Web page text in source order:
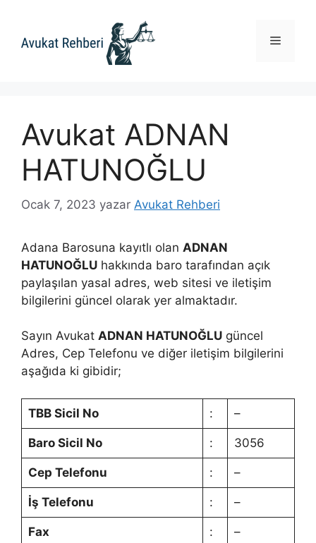
Menü
Avukat ADNAN
HATUNOĞLU
Ocak 7, 2023 yazar Avukat Rehberi
Adana Barosuna kayıtlı olan ADNAN
HATUNOĞLU hakkında baro tarafından açık
paylaşılan yasal adres, web sitesi ve iletişim
bilgilerini güncel olarak yer almaktadır.
Sayın Avukat ADNAN HATUNOĞLU güncel
Adres, Cep Telefonu ve diğer iletişim bilgilerini
aşağıda ki gibidir;
TBB Sicil No : –
Baro Sicil No : 3056
Cep Telefonu : –
İş Telefonu : –
Fax : –